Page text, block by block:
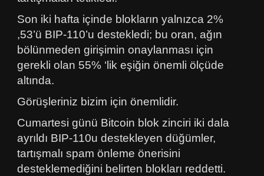
Son iki hafta içinde blokların yalnızca 2%
,53’ü BIP-110’u destekledi; bu oran, ağın
bölünmeden girişimin onaylanması için
gerekli olan 55% ‘lik eşiğin önemli ölçüde
altında.
Görüşleriniz bizim için önemlidir.
Cumartesi günü Bitcoin blok zinciri iki dala
ayrıldı BIP-110u destekleyen düğümler,
tartışmalı spam önleme önerisini
desteklemediğini belirten blokları reddetti.